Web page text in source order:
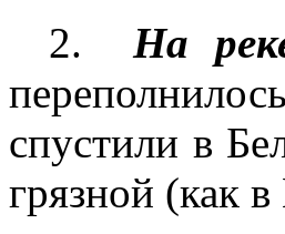
2.На
спустили в
грязной (как